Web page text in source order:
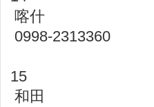
喀什
0998-2313360
15
和田